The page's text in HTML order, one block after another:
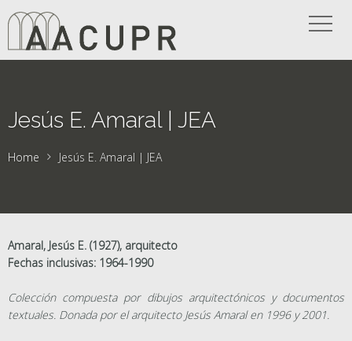
Jesús E. Amaral | JEA
Home Jesús E. Amaral | JEA
Amaral, Jesús E. (1927), arquitecto
Fechas inclusivas: 1964-1990
Colección compuesta por dibujos arquitectónicos y documentos
textuales. Donada por el arquitecto Jesús Amaral en 1996 y 2001.